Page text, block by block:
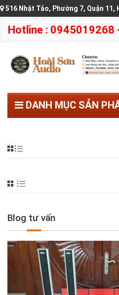
516 Nhật Tảo, Phường 7, Quận 11,
Hotline : 0945019268
DANH MỤC SẢN
Blog tư vấn